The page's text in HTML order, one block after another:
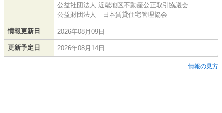
公益社団法人 近畿地区不動産公正取引協議会
公益財団法人 日本賃貸住宅管理協会
情報更新日 2026年08月09日
更新予定日 2026年08月14日
情報の見方